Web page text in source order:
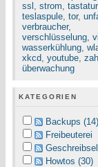
ssl , strom, tastatur
teslaspule, tor,
verbraucher,
verschlüsselung,
wasserkühlung,
xkcd, youtube,
überwachung
KATEGORIEN
Backups (14)
Freibeuterei
Howtos (30)